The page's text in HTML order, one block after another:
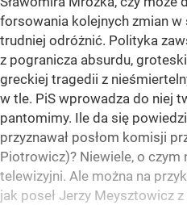
forsowania kolejnych zmian
trudniej odróżnić. Polityka
z pogranicza absurdu,
greckiej tragedii z
w tle. PiS wprowadza do niej
pantomimy. Ile da się
przyznawał posłom komisji
Piotrowicz)? Niewiele, o
telewizyjni. Ale można na
jak poseł Jerzy Meysztowicz